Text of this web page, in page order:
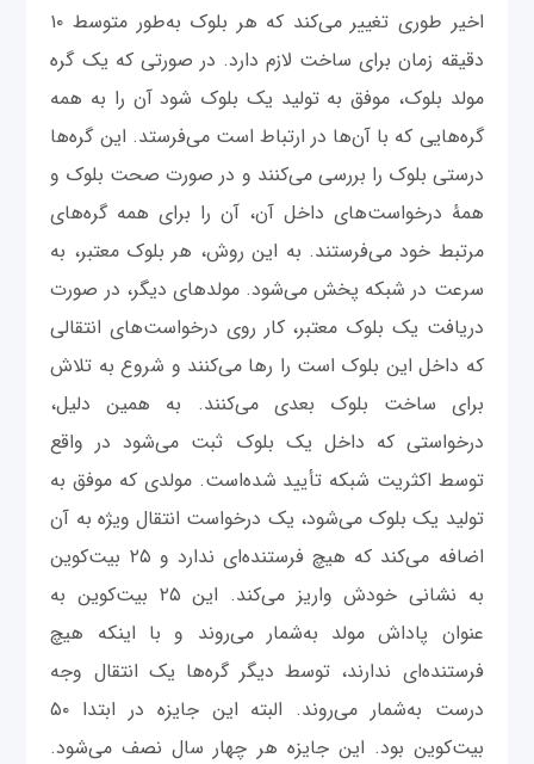
اخیر طوری تغییر می‌کند که هر بلوک به‌طور متوسط ۱۰
دقیقه زمان برای ساخت لازم دارد. در صورتی که یک گره
مولد بلوک، موفق به تولید یک بلوک شود آن را به همه
گره‌هایی که با آن‌ها در ارتباط است می‌فرستد. این گره‌ها
درستی بلوک را بررسی می‌کنند و در صورت صحت بلوک و
همهٔ درخواست‌های داخل آن، آن را برای همه گره‌های
مرتبط خود می‌فرستند. به این روش، هر بلوک معتبر، به
سرعت در شبکه پخش می‌شود. مولدهای دیگر، در صورت
دریافت یک بلوک معتبر، کار روی درخواست‌های انتقالی
که داخل این بلوک است را رها می‌کنند و شروع به تلاش
برای ساخت بلوک بعدی می‌کنند. به همین دلیل،
درخواستی که داخل یک بلوک ثبت می‌شود در واقع
توسط اکثریت شبکه تأیید شده‌است. مولدی که موفق به
تولید یک بلوک می‌شود، یک درخواست انتقال ویژه به آن
اضافه می‌کند که هیچ فرستنده‌ای ندارد و ۲۵ بیت‌کوین
به نشانی خودش واریز می‌کند. این ۲۵ بیت‌کوین به
عنوان پاداش مولد به‌شمار می‌روند و با اینکه هیچ
فرستنده‌ای ندارند، توسط دیگر گره‌ها یک انتقال وجه
درست به‌شمار می‌روند. البته این جایزه در ابتدا ۵۰
بیت‌کوین بود. این جایزه هر چهار سال نصف می‌شود.